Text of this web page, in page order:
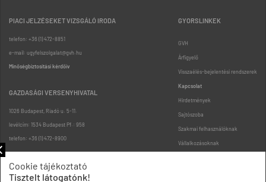
PIACI JELZÉSEKET VIZSGÁLÓ IRODA
telefon: +36 (1) 472-8851
e-mail: ugyfelszolgalat@gvh.hu
Minőségbiztosítási kérdőív
GAZDASÁGI VERSENYHIVATAL
1026 Budapest, Riadó u. 5-11.
levélcím: 1534 Budapest Pf.: 958
telefon: +36 (1) 472-8900
GYORSLINKEK
GVH
Árfigyelő
Visszaélés-bejelentési rendszerek
Kapcsolat
Hirdetmények
Sajtószoba
Szakmai felhasználóknak
Vállalkozásoknak
Cookie tájékoztató
Tisztelt látogatónk!